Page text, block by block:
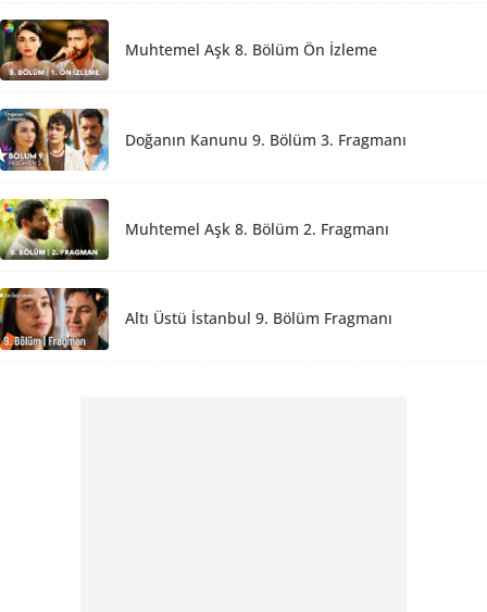
Muhtemel Aşk 8. Bölüm Ön İzleme
Doğanın Kanunu 9. Bölüm 3. Fragmanı
Muhtemel Aşk 8. Bölüm 2. Fragmanı
Altı Üstü İstanbul 9. Bölüm Fragmanı